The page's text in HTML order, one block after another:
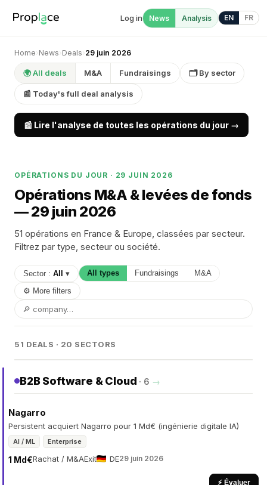
Log in News Analysis EN FR
Home› News› Deals› 29 juin 2026
🌍 All deals M&A Fundraisings 🗂 By sector
📰 Today's full deal analysis
📰 Lire l'analyse de toutes les opérations du jour →
OPÉRATIONS DU JOUR · 29 JUIN 2026
Opérations M&A & levées de fonds
— 29 juin 2026
51 opérations en France & Europe, classées par secteur.
Filtrez par type, secteur ou société.
Sector : All ▾ All types Fundraisings M&A
⚙ More filters
51 DEALS · 20 SECTORS
B2B Software & Cloud · 6 →
Nagarro
Persistent acquiert Nagarro pour 1 Md€ (ingénierie digitale IA)
AI / ML Enterprise
Rachat / M&A
1 Md€ Exit DE29 juin 2026
⚡ Évaluer